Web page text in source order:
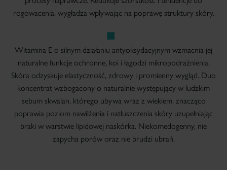
rogowacenia, wygładza wpływając na poprawę struktury skóry.
Witamina E o silnym działaniu antyoksydacyjnym wzmacnia jej
naturalne funkcje ochronne, koi i łagodzi mikropodrażnienia.
Skóra odzyskuje elastyczność, zdrowy i promienny wygląd. Duo
koncentrat wzbogacony o naturalnie występujący w ludzkim
sebum skwalan, którego ubywa wraz z wiekiem, znacząco
poprawia poziom nawilżenia i natłuszczenia skóry uzupełniając
braki w warstwie lipidowej naskórka. Niekomedogenny, nie
zapycha porów oraz nie brudzi ubrań.